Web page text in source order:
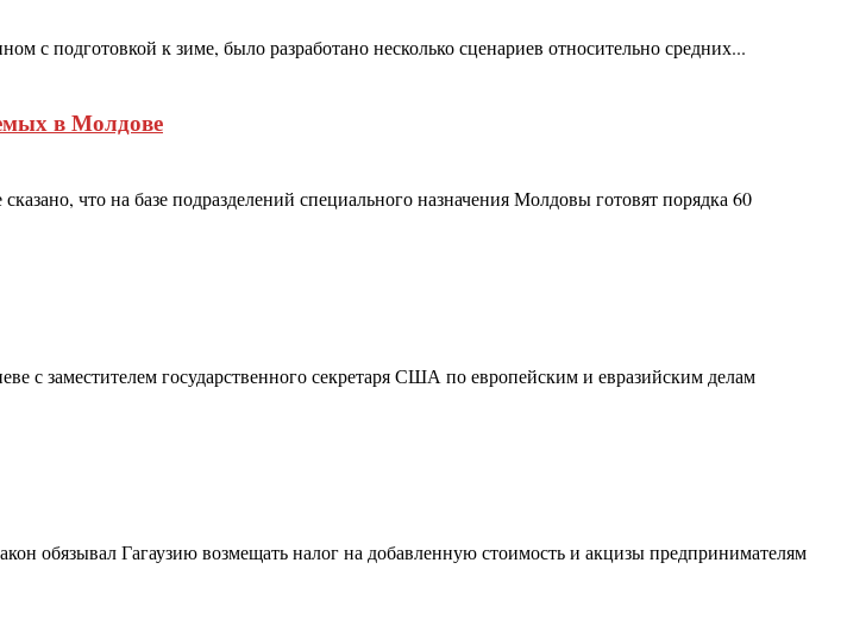
с подготовкой к зиме, было разработано несколько сценариев относительно средних...
в Молдове
что на базе подразделений специального назначения Молдовы готовят порядка 60
заместителем государственного секретаря США по европейским и евразийским делам
обязывал Гагаузию возмещать налог на добавленную стоимость и акцизы предпринимателям